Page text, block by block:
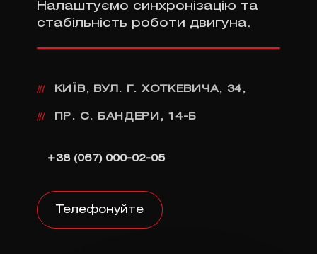
Налаштуємо синхронізацію та
стабільність роботи двигуна.
/// КИЇВ, ВУЛ. Г. ХОТКЕВИЧА, 34,
/// ПР. С. БАНДЕРИ, 14-Б
+38 (067) 000-02-05
Телефонуйте